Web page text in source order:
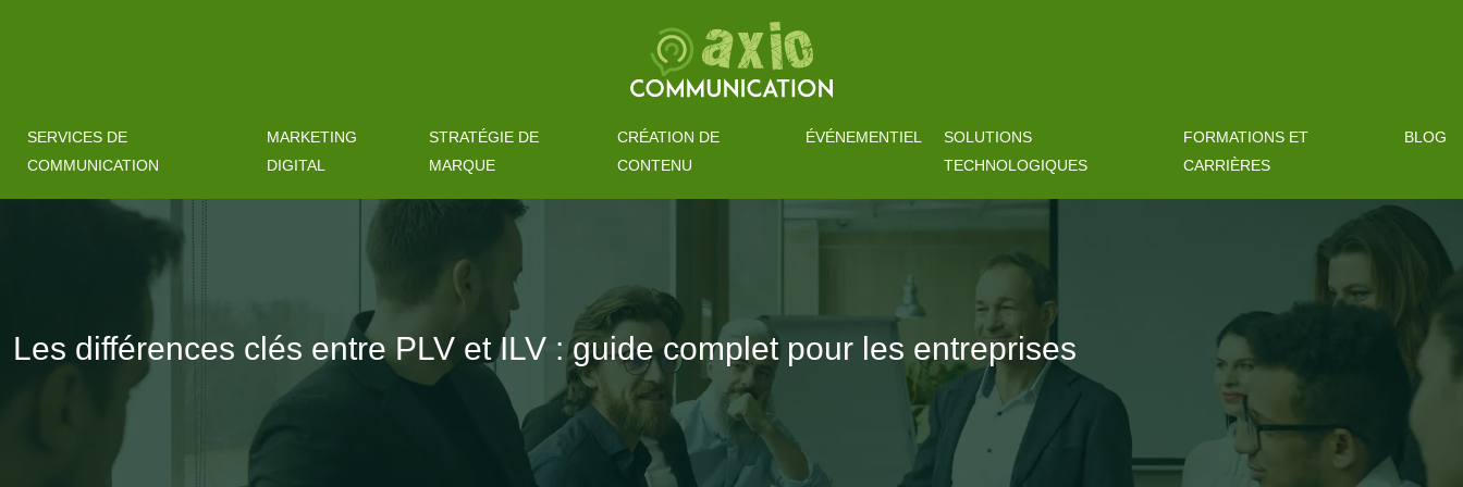
SERVICES DE
COMMUNICATION
MARKETING
DIGITAL
STRATÉGIE DE
MARQUE
CRÉATION DE
CONTENU
ÉVÉNEMENTIEL
SOLUTIONS
TECHNOLOGIQUES
FORMATIONS ET
CARRIÈRES
BLOG
Les différences clés entre PLV et ILV : guide complet pour les entreprises